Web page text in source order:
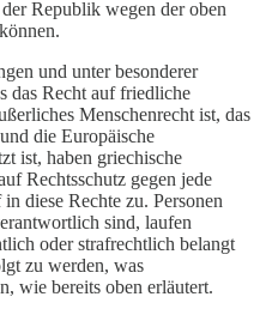
Republik wegen der oben
und unter besonderer
das Recht auf friedliche
Menschenrecht ist, das
die Europäische
ist, haben griechische
Rechtsschutz gegen jede
diese Rechte zu. Personen
sind, laufen
oder strafrechtlich belangt
zu werden, was
wie bereits oben erläutert.